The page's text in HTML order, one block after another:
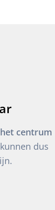
centrum
dus